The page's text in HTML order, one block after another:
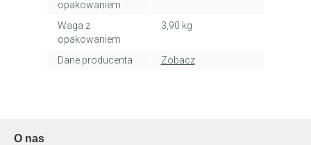
opakowaniem
Waga z
opakowaniem
3,90 kg
Dane producenta Zobacz
O nas